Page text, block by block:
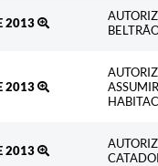
2013
2013
2013